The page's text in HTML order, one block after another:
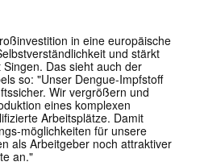
in eine europäische
und stärkt
Das sieht auch der
so: "Unser Dengue-Impfstoff
Wir vergrößern und
eines komplexen
Arbeitsplätze. Damit
möglichkeiten für unsere
als Arbeitgeber noch attraktiver
an."